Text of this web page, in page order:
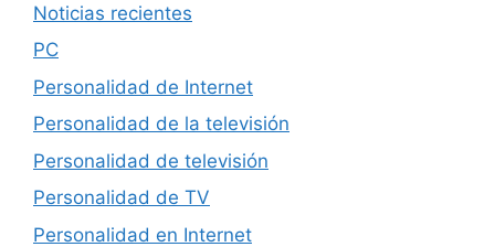
Noticias recientes
PC
Personalidad de Internet
Personalidad de la televisión
Personalidad de televisión
Personalidad de TV
Personalidad en Internet